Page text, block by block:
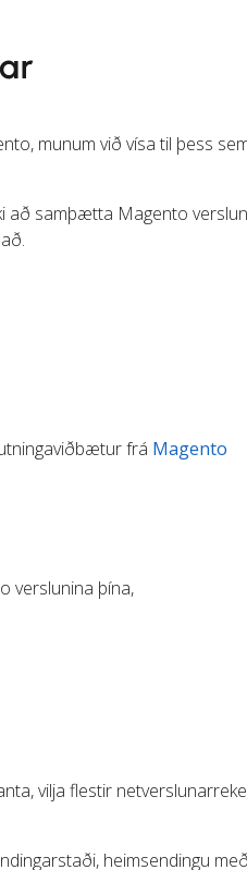
munum við vísa til þess
að samþætta Magento
frá Magento
verslunina þína,
vilja flestir
heimsendingu